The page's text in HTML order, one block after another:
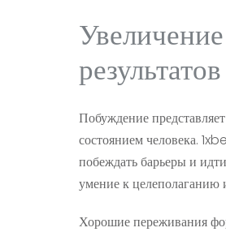
результатов
Побуждение
состоянием человека.
побеждать барьеры и
умение к целеполаганию
Хорошие переживания